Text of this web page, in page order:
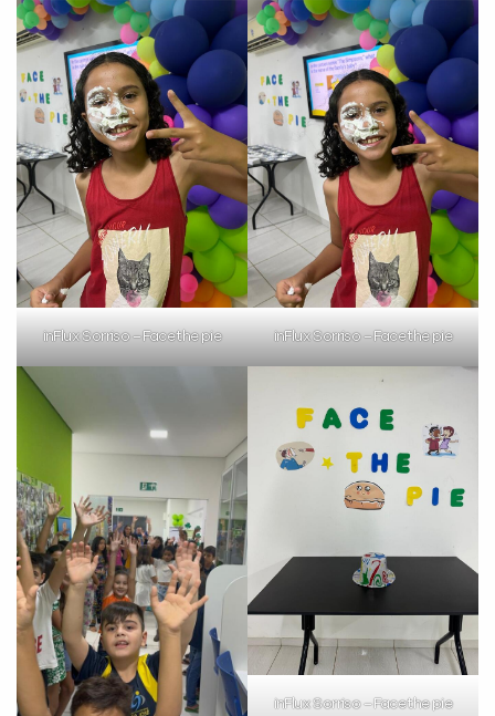
inFlux Sorriso – Face the pie inFlux Sorriso – Face the pie
inFlux Sorriso – Face the pie